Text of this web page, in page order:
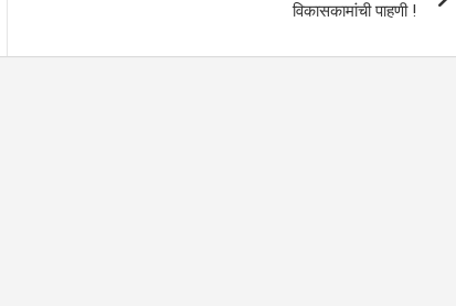
विकासकामांची पाहणी !